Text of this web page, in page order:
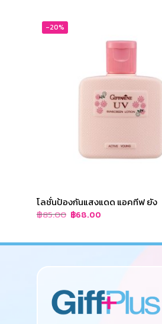
-20%
โลชั่นป้องกันแสงแดด แอคทีฟ ยัง
฿85.00 Original
price
฿68.00